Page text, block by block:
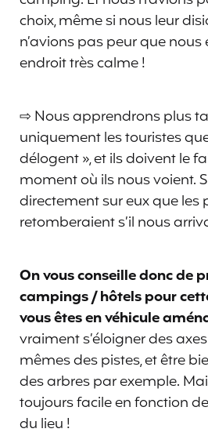
choix, même si nous leur
n’avions pas peur que
endroit très calme !
⇨ Nous apprendrons plus
uniquement les touristes
délogent », et ils doivent le
moment où ils nous voient.
directement sur eux que les
retomberaient s’il nous
On vous conseille donc de
campings / hôtels pour
vous êtes en véhicule
vraiment s’éloigner des
mêmes des pistes, et être
des arbres par exemple.
toujours facile en fonction
du lieu !